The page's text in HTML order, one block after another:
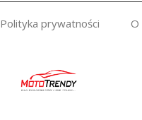
Polityka prywatności O